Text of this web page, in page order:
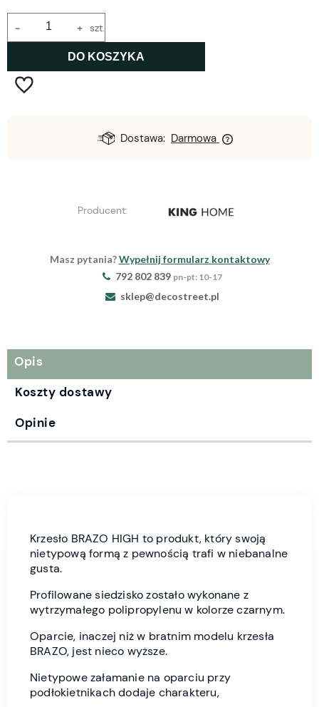
+
- szt.
DO KOSZYKA
Dostawa: Darmowa
Producent:
Masz pytania?Wypełnij formularz kontaktowy
792 802 839 pn-pt: 10-17
sklep@decostreet.pl
Opis
Koszty dostawy
Opinie
Krzesło BRAZO HIGH to produkt, który swoją
nietypową formą z pewnością trafi w niebanalne
gusta.
Profilowane siedzisko zostało wykonane z
wytrzymałego polipropylenu w kolorze czarnym.
Oparcie, inaczej niż w bratnim modelu krzesła
BRAZO, jest nieco wyższe.
Nietypowe załamanie na oparciu przy
podłokietnikach dodaje charakteru,